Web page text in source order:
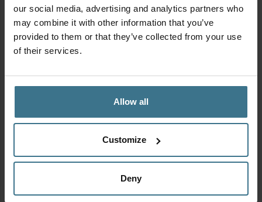
our social media, advertising and analytics partners who
may combine it with other information that you’ve
provided to them or that they’ve collected from your use
of their services.
Allow all
Customize
Deny
Kies een vorm
Materiaal
Kies een materiaal
Kenmerken